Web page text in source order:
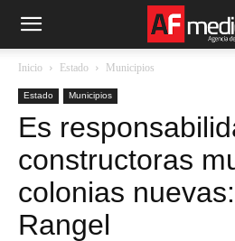
Inicio Estado Municipios
Estado Municipios
Es
constructoras
colonias
Rangel